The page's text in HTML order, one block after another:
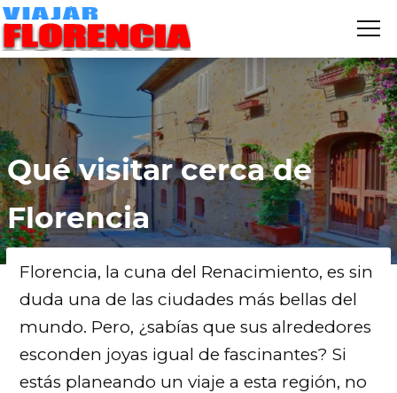
VIAJAR
FLORENCIA
Florencia Que Ver
Qué visitar cerca de
Florencia
Florencia, la cuna del Renacimiento, es sin
duda una de las ciudades más bellas del
mundo. Pero, ¿sabías que sus alrededores
esconden joyas igual de fascinantes? Si
estás planeando un viaje a esta región, no